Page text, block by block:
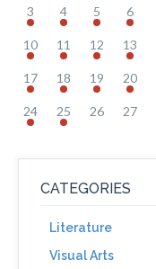
3 4 5 6
10 11 12 13
17 18 19 20
24 25 26 27
CATEGORIES
Literature
Visual Arts